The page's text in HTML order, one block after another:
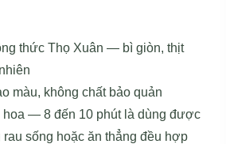
thức Thọ Xuân — bì giòn, thịt
màu, không chất bảo quản
hoa — 8 đến 10 phút là dùng được
rau sống hoặc ăn thẳng đều hợp